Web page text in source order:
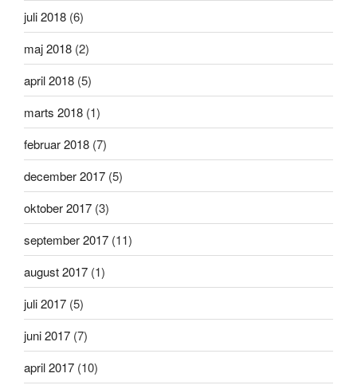
juli 2018 (6)
maj 2018 (2)
april 2018 (5)
marts 2018 (1)
februar 2018 (7)
december 2017 (5)
oktober 2017 (3)
september 2017 (11)
august 2017 (1)
juli 2017 (5)
juni 2017 (7)
april 2017 (10)